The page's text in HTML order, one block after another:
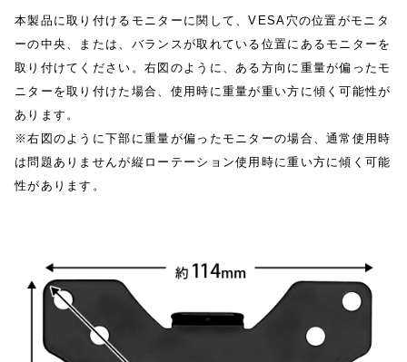
本製品に取り付けるモニターに関して、VESA穴の位置がモニタ
ーの中央、または、バランスが取れている位置にあるモニターを
取り付けてください。右図のように、ある方向に重量が偏ったモ
ニターを取り付けた場合、使用時に重量が重い方に傾く可能性が
あります。
※右図のように下部に重量が偏ったモニターの場合、通常使用時
は問題ありませんが縦ローテーション使用時に重い方に傾く可能
性があります。